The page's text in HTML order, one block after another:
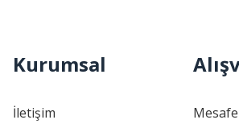
Kurumsal
İletişim